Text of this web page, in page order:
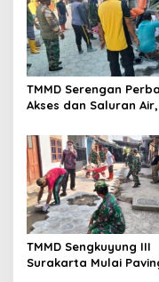
TMMD Serengan
Akses dan Saluran Air,
TMMD Sengkuyung III
Surakarta Mulai